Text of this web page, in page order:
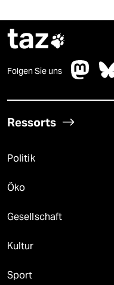
taz
Folgen Sie uns
Ressorts
Politik
Öko
Gesellschaft
Kultur
Sport